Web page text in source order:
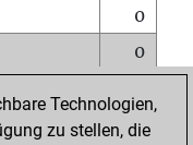
0
0
0
Technologien,
zu stellen, die